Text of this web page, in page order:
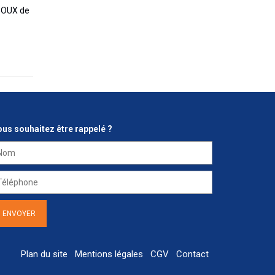
de
souhaitez être rappelé ?
Plan du site Mentions légales CGV Contact